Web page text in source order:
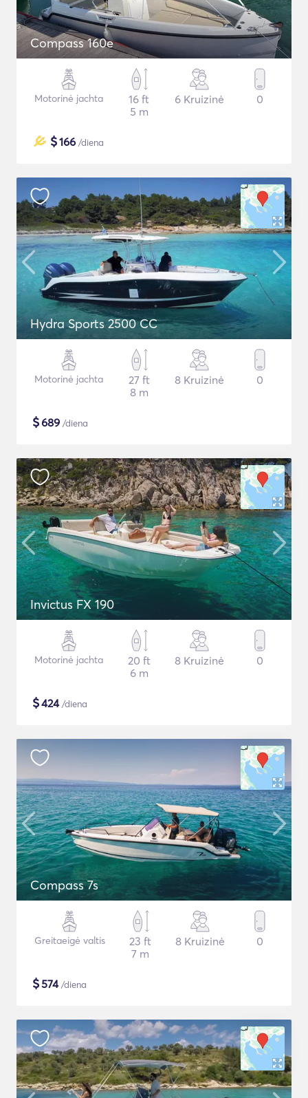
Compass 160e
Motorinė jachta
16 ft
5 m
6 Kruizinė 0
$166 /diena
Hydra Sports 2500 CC
Motorinė jachta
27 ft
8 m
8 Kruizinė 0
$689 /diena
Invictus FX 190
Motorinė jachta
20 ft
6 m
8 Kruizinė 0
$424/diena
Compass 7s
Greitaeigė valtis
23 ft
7 m
8 Kruizinė 0
$574/diena